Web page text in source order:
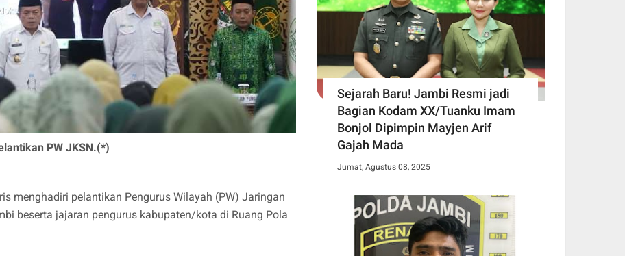
PW JKSN.(*)
menghadiri pelantikan Pengurus Wilayah (PW) Jaringan
beserta jajaran pengurus kabupaten/kota di Ruang Pola
Sejarah Baru! Jambi Resmi jadi
Bagian Kodam XX/Tuanku Imam
Bonjol Dipimpin Mayjen Arif
Gajah Mada
Jumat, Agustus 08, 2025